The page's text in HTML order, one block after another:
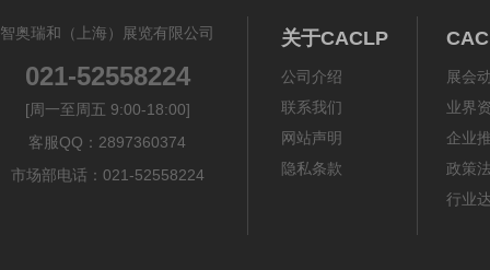
智奥瑞和（上海）展览有限公司
021-52558224
[周一至周五 9:00-18:00]
客服QQ：2897360374
市场部电话：021-52558224
关于CACLP
公司介绍
联系我们
网站声明
隐私条款
展会
业界
企业
政策
行业